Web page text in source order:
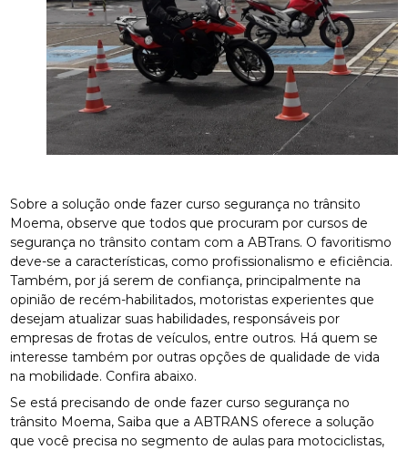
Sobre a solução onde fazer curso segurança no trânsito
Moema, observe que todos que procuram por cursos de
segurança no trânsito contam com a ABTrans. O favoritismo
deve-se a características, como profissionalismo e eficiência.
Também, por já serem de confiança, principalmente na
opinião de recém-habilitados, motoristas experientes que
desejam atualizar suas habilidades, responsáveis por
empresas de frotas de veículos, entre outros. Há quem se
interesse também por outras opções de qualidade de vida
na mobilidade. Confira abaixo.
Se está precisando de onde fazer curso segurança no
trânsito Moema, Saiba que a ABTRANS oferece a solução
que você precisa no segmento de aulas para motociclistas,